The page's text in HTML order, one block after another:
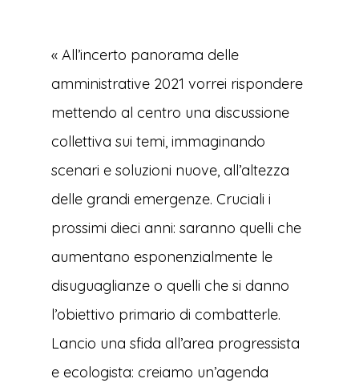
« All’incerto panorama delle
amministrative 2021 vorrei rispondere
mettendo al centro una discussione
collettiva sui temi, immaginando
scenari e soluzioni nuove, all’altezza
delle grandi emergenze. Cruciali i
prossimi dieci anni: saranno quelli che
aumentano esponenzialmente le
disuguaglianze o quelli che si danno
l’obiettivo primario di combatterle.
Lancio una sfida all’area progressista
e ecologista: creiamo un’agenda